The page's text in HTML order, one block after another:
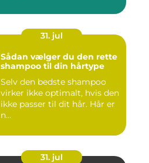
31. jul
Sådan vælger du den rette
shampoo til din hårtype
Selv den bedste shampoo
virker ikke optimalt, hvis den
ikke passer til dit hår. Hår er
n...
31. jul